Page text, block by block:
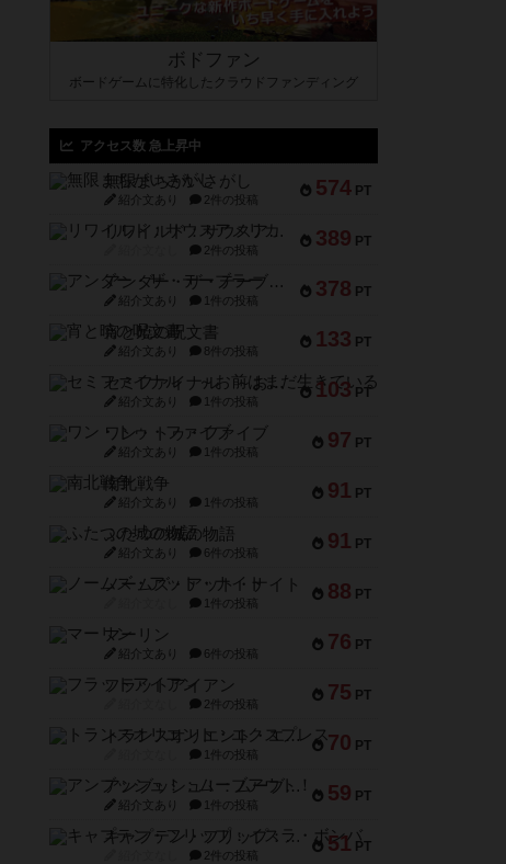
ボドファン
ボードゲームに特化したクラウドファンディング
アクセス数 急上昇中
574 PT
無限まちがいさがし
紹介文あり 2件の投稿
389 PT
リワイルド：サウスアメリカ
2件の投稿
378 PT
アンダー・ザ・テーブラー
紹介文あり 1件の投稿
133 PT
宵と暁の呪文書
紹介文あり 8件の投稿
103 PT
セミファイナル ～お前はまだ生きている～
紹介文あり 1件の投稿
97 PT
ワン・トゥ・ファイブ
紹介文あり 1件の投稿
91 PT
南北戦争
紹介文あり 1件の投稿
91 PT
ふたつの城の物語
紹介文あり 6件の投稿
88 PT
ノームズ・アット・ナイト
1件の投稿
76 PT
マーリン
紹介文あり 6件の投稿
75 PT
フラットアイアン
2件の投稿
70 PT
トランスオリエント・エクスプレス
1件の投稿
59 PT
アンブッシュ！：ムーブアウト！
紹介文あり 1件の投稿
51 PT
キャプテン・フリップ：イスラ・ボンバ
2件の投稿